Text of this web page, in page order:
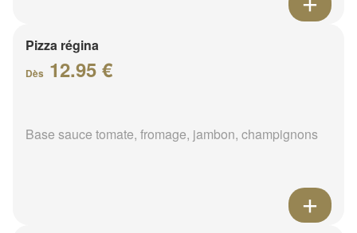
Pizza régina
Dès 12.95 €
Base sauce tomate, fromage, jambon, champignons